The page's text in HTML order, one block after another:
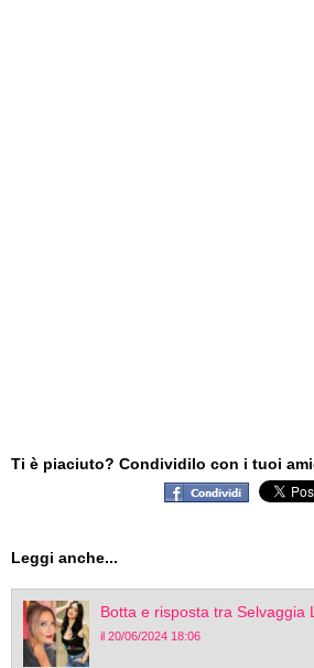
Ti è piaciuto? Condividilo con i tuoi
Leggi anche...
Botta e risposta tra Selvaggia
il 20/06/2024 18:06